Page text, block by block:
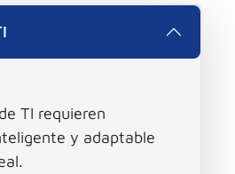
TI requieren
y adaptable